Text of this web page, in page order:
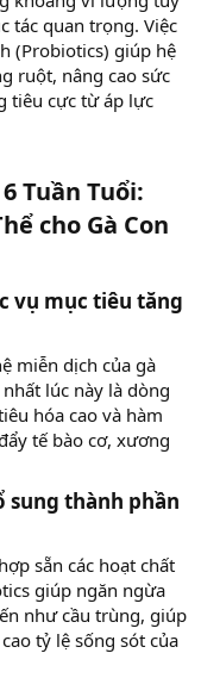
tác quan trọng. Việc
(Probiotics) giúp hệ
ruột, nâng cao sức
tiêu cực từ áp lực
Tuần Tuổi:
cho Gà Con​
vụ mục tiêu tăng
miễn dịch của gà
lúc này là dòng
hóa cao và hàm
tế bào cơ, xương
sung thành phần
sẵn các hoạt chất
giúp ngăn ngừa
như cầu trùng, giúp
tỷ lệ sống sót của